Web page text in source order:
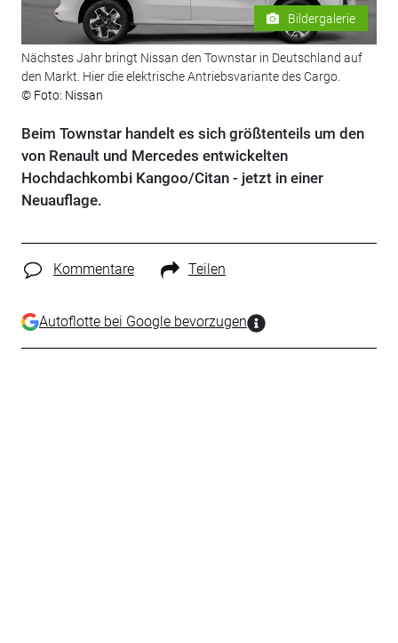
Bildergalerie
Nächstes Jahr bringt Nissan den Townstar in Deutschland auf
den Markt. Hier die elektrische Antriebsvariante des Cargo.
© Foto: Nissan
Beim Townstar handelt es sich größtenteils um den
von Renault und Mercedes entwickelten
Hochdachkombi Kangoo/Citan - jetzt in einer
Neuauflage.
Kommentare Teilen
Autoflotte bei Google bevorzugen